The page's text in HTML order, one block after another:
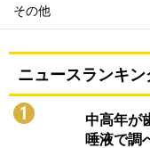
その他
ニュースランキン
1
中高年が
唾液で調